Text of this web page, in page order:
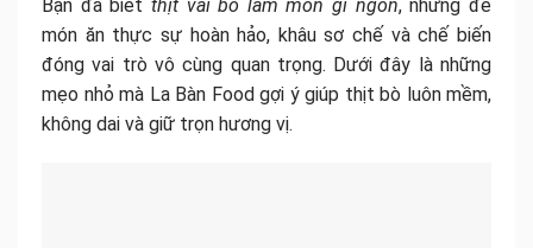
Bạn đã biết thịt vai bò làm món gì ngon, nhưng để
món ăn thực sự hoàn hảo, khâu sơ chế và chế biến
đóng vai trò vô cùng quan trọng. Dưới đây là những
mẹo nhỏ mà La Bàn Food gợi ý giúp thịt bò luôn mềm,
không dai và giữ trọn hương vị.